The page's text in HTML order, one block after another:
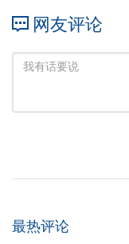
网友评论
最热评论